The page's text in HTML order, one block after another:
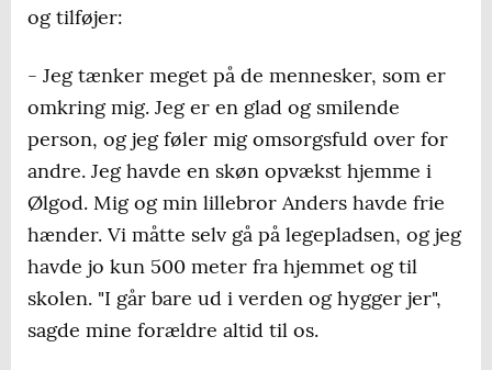
og tilføjer:
- Jeg tænker meget på de mennesker, som er
omkring mig. Jeg er en glad og smilende
person, og jeg føler mig omsorgsfuld over for
andre. Jeg havde en skøn opvækst hjemme i
Ølgod. Mig og min lillebror Anders havde frie
hænder. Vi måtte selv gå på legepladsen, og jeg
havde jo kun 500 meter fra hjemmet og til
skolen. "I går bare ud i verden og hygger jer",
sagde mine forældre altid til os.